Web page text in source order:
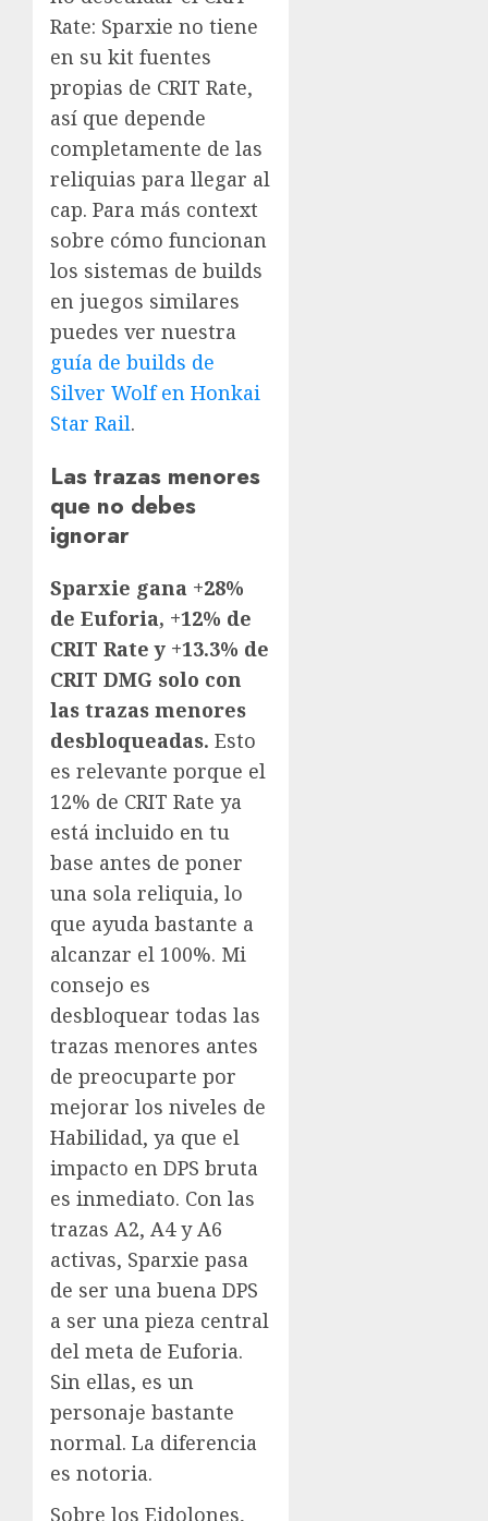
Rate: Sparxie no tiene
en su kit fuentes
propias de CRIT Rate,
así que depende
completamente de las
reliquias para llegar al
cap. Para más context
sobre cómo funcionan
los sistemas de builds
en juegos similares
puedes ver nuestra
guía de builds de
Silver Wolf en Honkai
Star Rail.
Las trazas menores
que no debes
ignorar
Sparxie gana +28%
de Euforia, +12% de
CRIT Rate y +13.3% de
CRIT DMG solo con
las trazas menores
desbloqueadas. Esto
es relevante porque el
12% de CRIT Rate ya
está incluido en tu
base antes de poner
una sola reliquia, lo
que ayuda bastante a
alcanzar el 100%. Mi
consejo es
desbloquear todas las
trazas menores antes
de preocuparte por
mejorar los niveles de
Habilidad, ya que el
impacto en DPS bruta
es inmediato. Con las
trazas A2, A4 y A6
activas, Sparxie pasa
de ser una buena DPS
a ser una pieza central
del meta de Euforia.
Sin ellas, es un
personaje bastante
normal. La diferencia
es notoria.
Sobre los Eidolones,